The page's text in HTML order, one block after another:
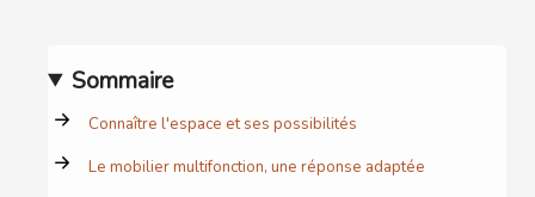
Sommaire
Connaître l'espace et ses possibilités
Le mobilier multifonction, une réponse adaptée